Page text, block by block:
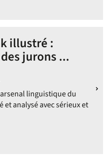
illustré :
jurons ...
linguistique du
analysé avec sérieux et